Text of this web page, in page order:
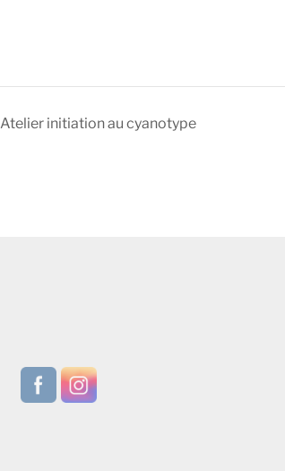
Atelier initiation au cyanotype